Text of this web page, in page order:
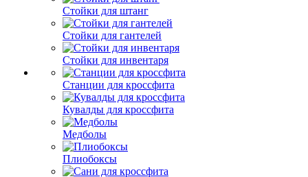
Стойки для штанг
Стойки для гантелей
Стойки для инвентаря
Станции для кроссфита
Кувалды для кроссфита
Медболы
Плиобоксы